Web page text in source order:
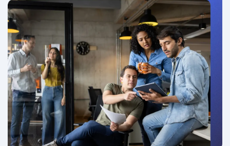
Développez de meilleurs produits en
accédant à des insights fiables sur
l'engagement utilisateur.
En savoir plus
« J'avais défendu en interne cette nouvelle approche du
produit… aussi, nous avons vite compris qu'un seul outil
fonctionnait à cet effet : Amplitude. »
Damien Delautier
Directeur des produits, Groupe Canal+